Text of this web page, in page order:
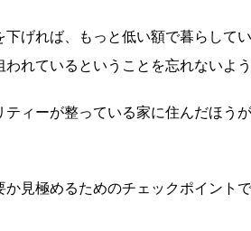
下げれば、もっと低い額で暮らして
れているということを忘れないよう
ィーが整っている家に住んだほう
見極めるためのチェックポイントで